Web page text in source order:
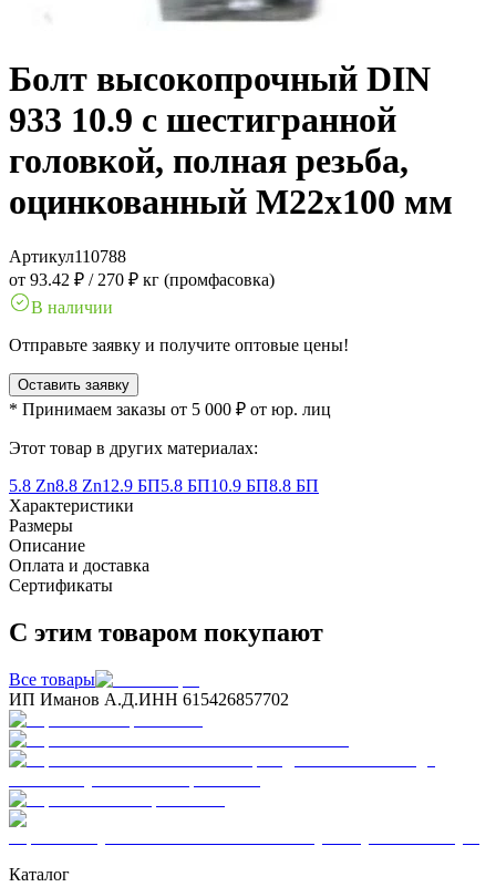
Болт высокопрочный DIN
933 10.9 с шестигранной
головкой, полная резьба,
оцинкованный M22x100 мм
Артикул110788
от 93.42 ₽ / 270 ₽ кг (промфасовка)
В наличии
Отправьте заявку и получите оптовые цены!
Оставить заявку
* Принимаем заказы от 5 000 ₽ от юр. лиц
Этот товар в других материалах:
5.8 Zn8.8 Zn12.9 БП5.8 БП10.9 БП8.8 БП
Характеристики
Размеры
Описание
Оплата и доставка
Сертификаты
С этим товаром покупают
Все товары
ИП Иманов А.Д.ИНН 615426857702
Каталог